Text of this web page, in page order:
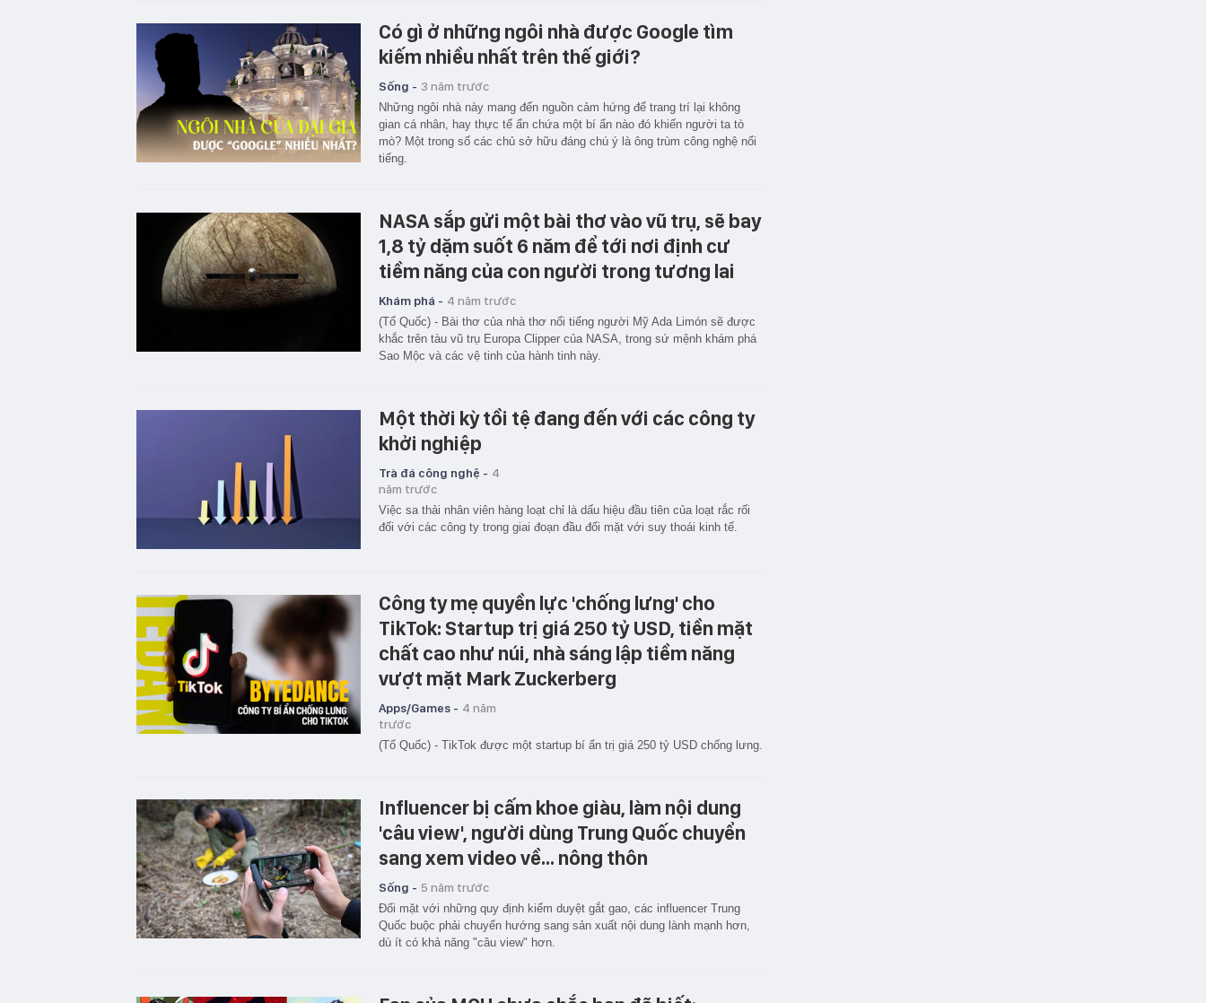
Có gì ở những ngôi nhà được Google tìm
kiếm nhiều nhất trên thế giới?
Sống - 3 năm trước
Những ngôi nhà này mang đến nguồn cảm hứng để trang trí lại không
gian cá nhân, hay thực tế ẩn chứa một bí ẩn nào đó khiến người ta tò
mò? Một trong số các chủ sở hữu đáng chú ý là ông trùm công nghệ nổi
tiếng.
NASA sắp gửi một bài thơ vào vũ trụ, sẽ bay
1,8 tỷ dặm suốt 6 năm để tới nơi định cư
tiềm năng của con người trong tương lai
Khám phá - 4 năm trước
(Tổ Quốc) - Bài thơ của nhà thơ nổi tiếng người Mỹ Ada Limón sẽ được
khắc trên tàu vũ trụ Europa Clipper của NASA, trong sứ mệnh khám phá
Sao Mộc và các vệ tinh của hành tinh này.
Một thời kỳ tồi tệ đang đến với các công ty
khởi nghiệp
Trà đá công nghệ - 4
năm trước
Việc sa thải nhân viên hàng loạt chỉ là dấu hiệu đầu tiên của loạt rắc rối
đối với các công ty trong giai đoạn đầu đối mặt với suy thoái kinh tế.
Công ty mẹ quyền lực 'chống lưng' cho
TikTok: Startup trị giá 250 tỷ USD, tiền mặt
chất cao như núi, nhà sáng lập tiềm năng
vượt mặt Mark Zuckerberg
Apps/Games - 4 năm
trước
(Tổ Quốc) - TikTok được một startup bí ẩn trị giá 250 tỷ USD chống lưng.
Influencer bị cấm khoe giàu, làm nội dung
'câu view', người dùng Trung Quốc chuyển
sang xem video về... nông thôn
Sống - 5 năm trước
Đối mặt với những quy định kiểm duyệt gắt gao, các influencer Trung
Quốc buộc phải chuyển hướng sang sản xuất nội dung lành mạnh hơn,
dù ít có khả năng "câu view" hơn.